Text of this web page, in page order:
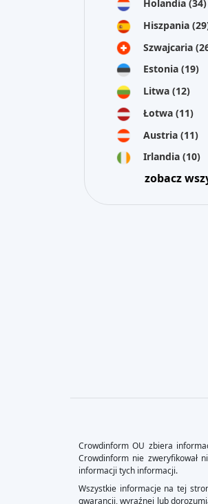
Holandia (34)
Hiszpania
Szwajcaria
Estonia (19)
Litwa (12)
Łotwa (11)
Austria (11)
Irlandia (10)
zobacz
Crowdinform OU zbiera
Crowdinform nie zweryfikował
informacji tych informacji.
Wszystkie informacje na tej
gwarancji, wyraźnej lub